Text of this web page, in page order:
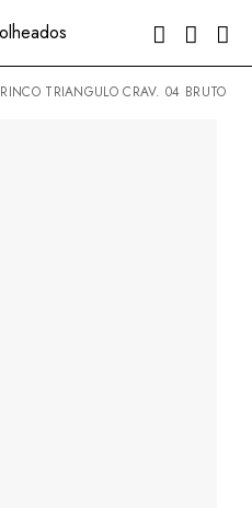
BRINCO TRIANGULO CRAV. 04 BRUTO